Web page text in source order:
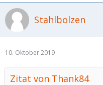
Stahlbolzen
10. Oktober 2019
Zitat von Thank84